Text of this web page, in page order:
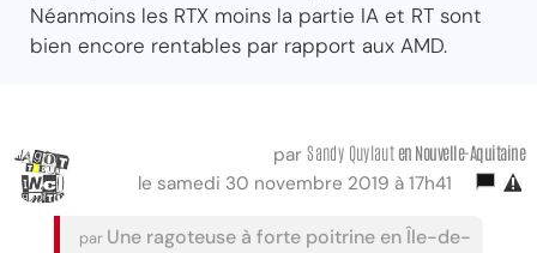
Néanmoins les RTX moins la partie IA et RT sont
bien encore rentables par rapport aux AMD.
parSandy Quylaut en Nouvelle-Aquitaine
le samedi 30 novembre 2019 à 17h41
par Une ragoteuse à forte poitrine en Île-de-